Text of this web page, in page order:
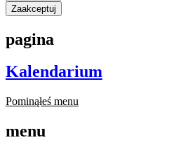
Zaakceptuj
pagina
Kalendarium
Pominąłeś menu
menu